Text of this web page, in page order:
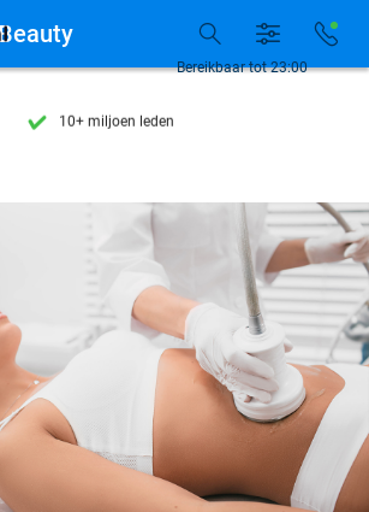
7 dagen per week beschikbaar
7 dagen per week beschikbaar
10+ miljoen leden
Bereikbaar tot 23:00